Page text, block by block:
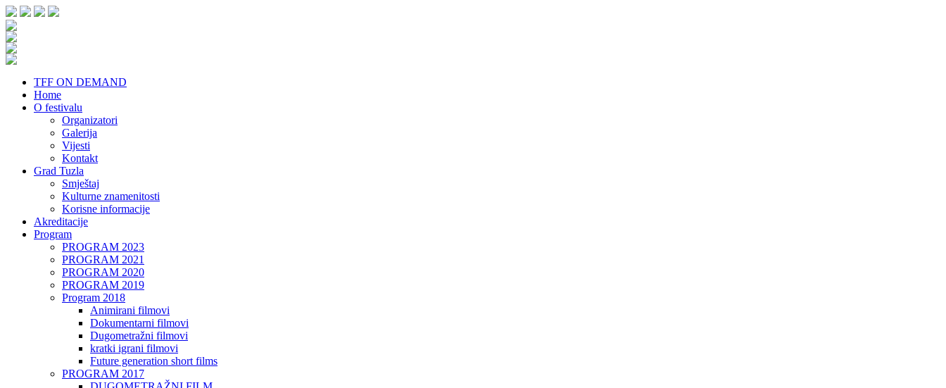
TFF ON DEMAND
Home
O festivalu
Organizatori
Galerija
Vijesti
Kontakt
Grad Tuzla
Smještaj
Kulturne znamenitosti
Korisne informacije
Akreditacije
Program
PROGRAM 2023
PROGRAM 2021
PROGRAM 2020
PROGRAM 2019
Program 2018
Animirani filmovi
Dokumentarni filmovi
Dugometražni filmovi
kratki igrani filmovi
Future generation short films
PROGRAM 2017